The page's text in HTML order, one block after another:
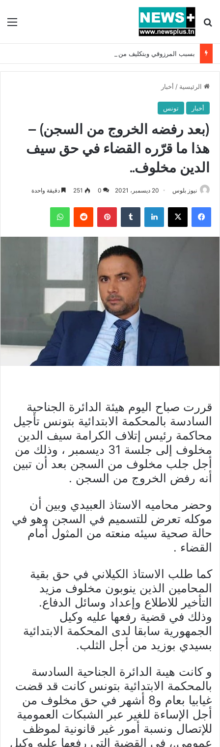
بحث عن
الرئيسية / أخبار
أخبار تونس
(بعد رفضه الخروج من السجن) –
هذا ما قرّره القضاء في حق سيف
الدين مخلوف..
نيوز بلوس 20 ديسمبر، 2021 0
251 دقيقة واحدة
فيسبوك X لينكدإن بينتيريست واتساب
قررت صباح اليوم هيئة الدائرة الجناحية
السادسة بالمحكمة الابتدائية بتونس تأجيل
محاكمة رئيس إتلاف الكرامة سيف الدين
مخلوف إلى جلسة 31 ديسمبر ، وذلك من
أجل جلب مخلوف من السجن بعد أن تبين
أنه رفض الخروج من السجن .
وحضر محاميه الاستاذ العبيدي وبين أن
موكله تعرض للتسميم في السجن وهو في
حالة صحية سيئه منعته من المثول أمام
القضاء .
كما طلب الاستاذ الكيلاني في حق بقية
المحامين الذين ينوبون مخلوف مزيد
التأخير للاطلاع وإعداد وسائل الدفاع.
وذلك في قضية رفعها عليه وكيل
الجمهورية سابقا لدى المحكمة الابتدائية
بسيدي بوزيد من أجل الثلب.
و كانت هيىة الدائرة الجناحية السادسة
بالمحكمة الابتدائية بتونس كانت قد قضت
غيابيا بعام و8 أشهر في حق مخلوف من
أجل الإساءة للغير عبر الشبكات العمومية
للإتصال ونسبة أمور غير قانونية لموظف
عمومي.، في القضية التي رفعها عليه وكيل